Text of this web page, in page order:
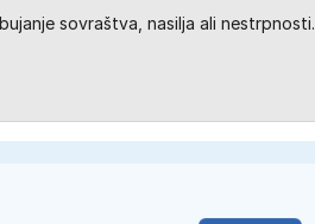
sovraštva, nasilja ali nestrpnosti.